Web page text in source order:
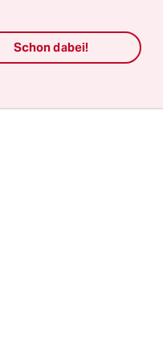
Schon dabei!